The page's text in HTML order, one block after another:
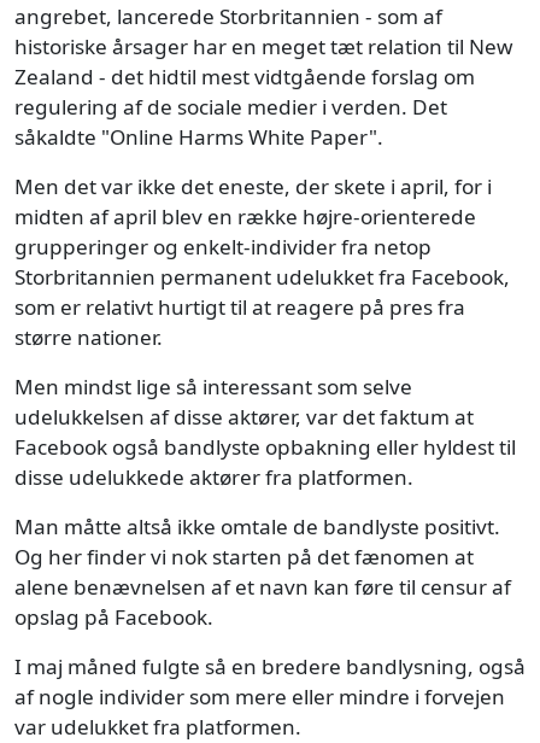
angrebet, lancerede Storbritannien - som af
historiske årsager har en meget tæt relation til New
Zealand - det hidtil mest vidtgående forslag om
regulering af de sociale medier i verden. Det
såkaldte "Online Harms White Paper".
Men det var ikke det eneste, der skete i april, for i
midten af april blev en række højre-orienterede
grupperinger og enkelt-individer fra netop
Storbritannien permanent udelukket fra Facebook,
som er relativt hurtigt til at reagere på pres fra
større nationer.
Men mindst lige så interessant som selve
udelukkelsen af disse aktører, var det faktum at
Facebook også bandlyste opbakning eller hyldest til
disse udelukkede aktører fra platformen.
Man måtte altså ikke omtale de bandlyste positivt.
Og her finder vi nok starten på det fænomen at
alene benævnelsen af et navn kan føre til censur af
opslag på Facebook.
I maj måned fulgte så en bredere bandlysning, også
af nogle individer som mere eller mindre i forvejen
var udelukket fra platformen.